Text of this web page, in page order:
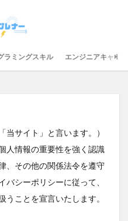
ラミングスキル エンジニアキャリア
当サイト」と言います。）
人情報の重要性を強く認識
、その他の関係法令を遵守
シーポリシーに従って、
ことを宣言いたします。